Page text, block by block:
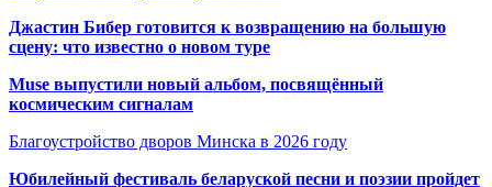
Джастин Бибер готовится к возвращению на большую
сцену: что известно о новом туре
Muse выпустили новый альбом, посвящённый
космическим сигналам
Благоустройство дворов Минска в 2026 году
Юбилейный фестиваль беларуской песни и поэзии пройдет